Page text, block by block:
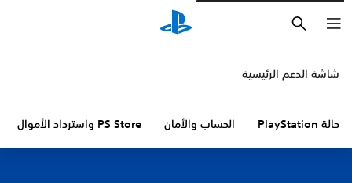
شاشة الدعم الرئيسية
حالة PlayStation الحساب والأمان PS Store واسترداد الأموال